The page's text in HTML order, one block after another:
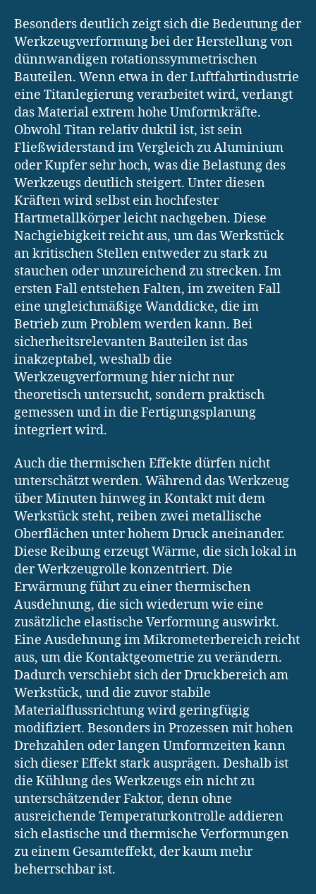
Besonders deutlich zeigt sich die Bedeutung der
Werkzeugverformung bei der Herstellung von
dünnwandigen rotationssymmetrischen
Bauteilen. Wenn etwa in der Luftfahrtindustrie
eine Titanlegierung verarbeitet wird, verlangt
das Material extrem hohe Umformkräfte.
Obwohl Titan relativ duktil ist, ist sein
Fließwiderstand im Vergleich zu Aluminium
oder Kupfer sehr hoch, was die Belastung des
Werkzeugs deutlich steigert. Unter diesen
Kräften wird selbst ein hochfester
Hartmetallkörper leicht nachgeben. Diese
Nachgiebigkeit reicht aus, um das Werkstück
an kritischen Stellen entweder zu stark zu
stauchen oder unzureichend zu strecken. Im
ersten Fall entstehen Falten, im zweiten Fall
eine ungleichmäßige Wanddicke, die im
Betrieb zum Problem werden kann. Bei
sicherheitsrelevanten Bauteilen ist das
inakzeptabel, weshalb die
Werkzeugverformung hier nicht nur
theoretisch untersucht, sondern praktisch
gemessen und in die Fertigungsplanung
integriert wird.
Auch die thermischen Effekte dürfen nicht
unterschätzt werden. Während das Werkzeug
über Minuten hinweg in Kontakt mit dem
Werkstück steht, reiben zwei metallische
Oberflächen unter hohem Druck aneinander.
Diese Reibung erzeugt Wärme, die sich lokal in
der Werkzeugrolle konzentriert. Die
Erwärmung führt zu einer thermischen
Ausdehnung, die sich wiederum wie eine
zusätzliche elastische Verformung auswirkt.
Eine Ausdehnung im Mikrometerbereich reicht
aus, um die Kontaktgeometrie zu verändern.
Dadurch verschiebt sich der Druckbereich am
Werkstück, und die zuvor stabile
Materialflussrichtung wird geringfügig
modifiziert. Besonders in Prozessen mit hohen
Drehzahlen oder langen Umformzeiten kann
sich dieser Effekt stark ausprägen. Deshalb ist
die Kühlung des Werkzeugs ein nicht zu
unterschätzender Faktor, denn ohne
ausreichende Temperaturkontrolle addieren
sich elastische und thermische Verformungen
zu einem Gesamteffekt, der kaum mehr
beherrschbar ist.